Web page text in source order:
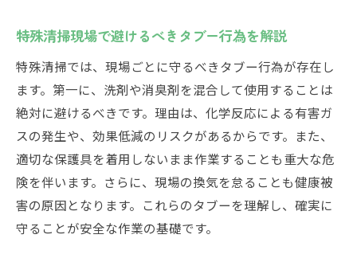
特殊清掃現場で避けるべきタブー行為を解説
特殊清掃では、現場ごとに守るべきタブー行為が存在し
ます。第一に、洗剤や消臭剤を混合して使用することは
絶対に避けるべきです。理由は、化学反応による有害ガ
スの発生や、効果低減のリスクがあるからです。また、
適切な保護具を着用しないまま作業することも重大な危
険を伴います。さらに、現場の換気を怠ることも健康被
害の原因となります。これらのタブーを理解し、確実に
守ることが安全な作業の基礎です。